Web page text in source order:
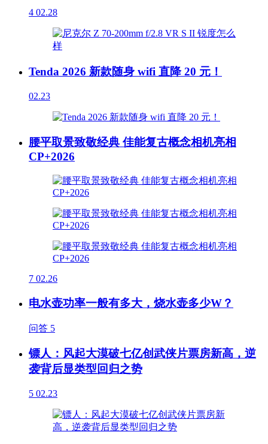
4 02.28
Tenda 2026 新款随身 wifi 直降 20 元！
02.23
腰平取景致敬经典 佳能复古概念相机亮相
CP+2026
7 02.26
电水壶功率一般有多大，烧水壶多少W？
问答 5
镖人：风起大漠破七亿创武侠片票房新高，逆
袭背后显类型回归之势
5 02.23